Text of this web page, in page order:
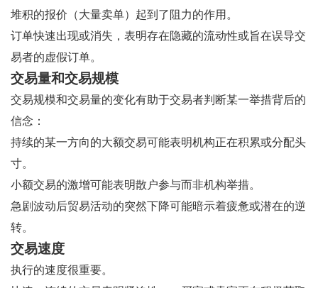
堆积的报价（大量卖单）起到了阻力的作用。
订单快速出现或消失，表明存在隐藏的流动性或旨在误导交
易者的虚假订单。
交易量和交易规模
交易规模和交易量的变化有助于交易者判断某一举措背后的
信念：
持续的某一方向的大额交易可能表明机构正在积累或分配头
寸。
小额交易的激增可能表明散户参与而非机构举措。
急剧波动后贸易活动的突然下降可能暗示着疲惫或潜在的逆
转。
交易速度
执行的速度很重要。